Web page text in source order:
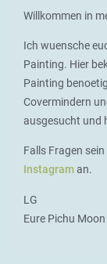
Willkommen in
Ich wuensche
Painting. Hier
Painting
Covermindern
ausgesucht und
Falls Fragen
Instagraman.
LG
Eure Pichu Moon